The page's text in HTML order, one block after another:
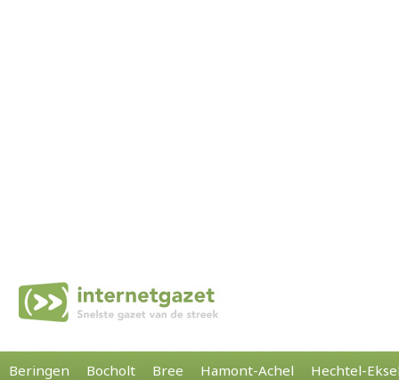
Beringen Bocholt Bree Hamont-Achel Hechtel-